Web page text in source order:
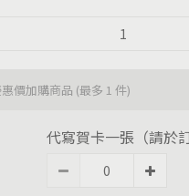
價加購商品 (最多 1 件)
代寫賀卡一張（請於